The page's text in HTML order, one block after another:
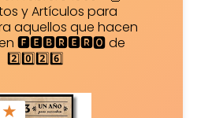
y Artículos para
aquellos que hacen
en 🅵🅴🅱🆁🅴🆁🅾 de
2️⃣0️⃣2️⃣6️⃣
★